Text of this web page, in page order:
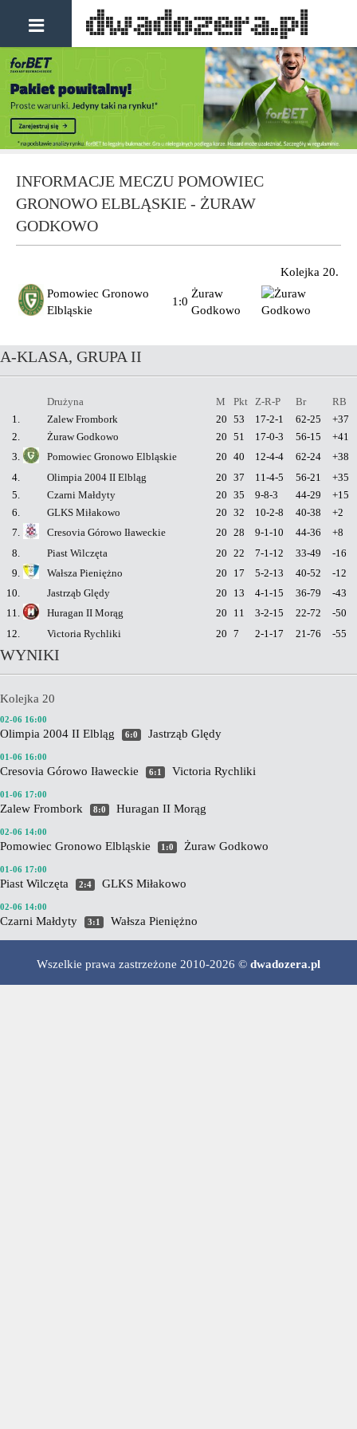
INFORMACJE MECZU POMOWIEC
GRONOWO ELBLĄSKIE - ŻURAW
GODKOWO
Kolejka 20.
Pomowiec Gronowo
Elbląskie
1:0
Żuraw
Godkowo
A-KLASA, GRUPA II
Drużyna M Pkt Z-R-P Br
RB
1.
Zalew Frombork 20 53 17-2-1 62-25
+37
2.
Żuraw Godkowo 20 51 17-0-3 56-15
+41
3.
Pomowiec Gronowo Elbląskie 20 40 12-4-4 62-24
+38
4.
Olimpia 2004 II Elbląg 20 37 11-4-5 56-21
+35
5.
Czarni Małdyty 20 35 9-8-3 44-29
+15
6.
GLKS Miłakowo 20 32 10-2-8 40-38
+2
7.
Cresovia Górowo Iławeckie 20 28 9-1-10 44-36
+8
8.
Piast Wilczęta 20 22 7-1-12 33-49
-16
9.
Wałsza Pieniężno 20 17 5-2-13 40-52
-12
10.
Jastrząb Ględy 20 13 4-1-15 36-79
-43
11.
Huragan II Morąg 20 11 3-2-15 22-72
-50
12.
Victoria Rychliki 20 7 2-1-17 21-76 -55
WYNIKI
Kolejka 20
02-06 16:00
Olimpia 2004 II Elbląg 6:0 Jastrząb Ględy
01-06 16:00
Cresovia Górowo Iławeckie 6:1 Victoria Rychliki
01-06 17:00
Zalew Frombork 8:0 Huragan II Morąg
02-06 14:00
Pomowiec Gronowo Elbląskie 1:0 Żuraw Godkowo
01-06 17:00
Piast Wilczęta 2:4 GLKS Miłakowo
02-06 14:00
Czarni Małdyty 3:1 Wałsza Pieniężno
Wszelkie prawa zastrzeżone 2010-2026 © dwadozera.pl